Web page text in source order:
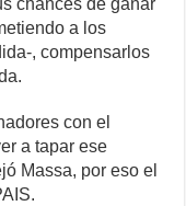
chances de ganar
a los
, compensarlos
con el
a tapar ese
Massa, por eso el